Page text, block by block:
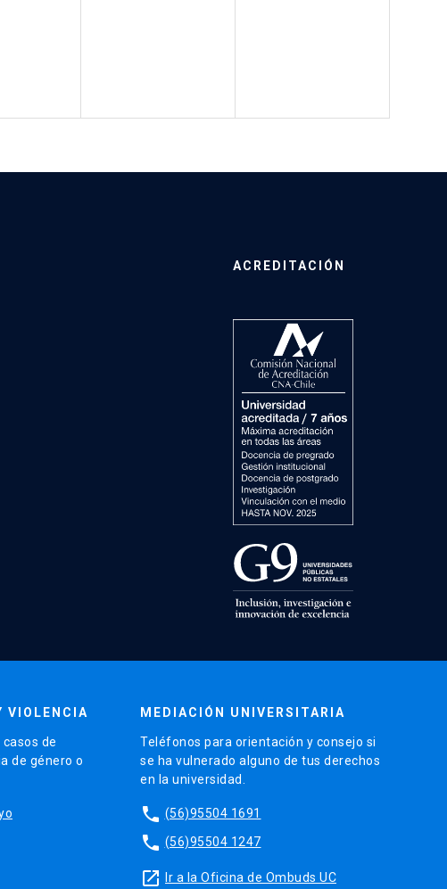
ACREDITACIÓN
VIOLENCIA
de
de género o
MEDIACIÓN UNIVERSITARIA
Teléfonos para orientación y consejo si
se ha vulnerado alguno de tus derechos
en la universidad.
phone (56)95504 1691
phone (56)95504 1247
launch Ir a la Oficina de Ombuds UC